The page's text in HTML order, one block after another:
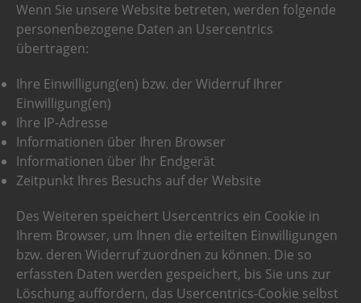
Wenn Sie unsere Website betreten, werden folgende
personenbezogene Daten an Usercentrics
übertragen:
Ihre Einwilligung(en) bzw. der Widerruf Ihrer
Einwilligung(en)
Ihre IP-Adresse
Informationen über Ihren Browser
Informationen über Ihr Endgerät
Zeitpunkt Ihres Besuchs auf der Website
Des Weiteren speichert Usercentrics ein Cookie in
Ihrem Browser, um Ihnen die erteilten Einwilligungen
bzw. deren Widerruf zuordnen zu können. Die so
erfassten Daten werden gespeichert, bis Sie uns zur
Löschung auffordern, das Usercentrics-Cookie selbst